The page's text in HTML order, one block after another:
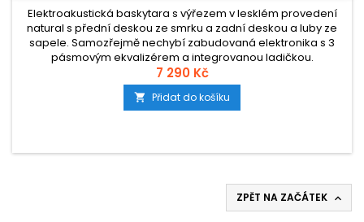
Elektroakustická baskytara s výřezem v lesklém provedení
natural s přední deskou ze smrku a zadní deskou a luby ze
sapele. Samozřejmě nechybí zabudovaná elektronika s 3
pásmovým ekvalizérem a integrovanou ladičkou.
7 290 Kč
 Přidat do košíku
ZPĚT NA ZAČÁTEK 